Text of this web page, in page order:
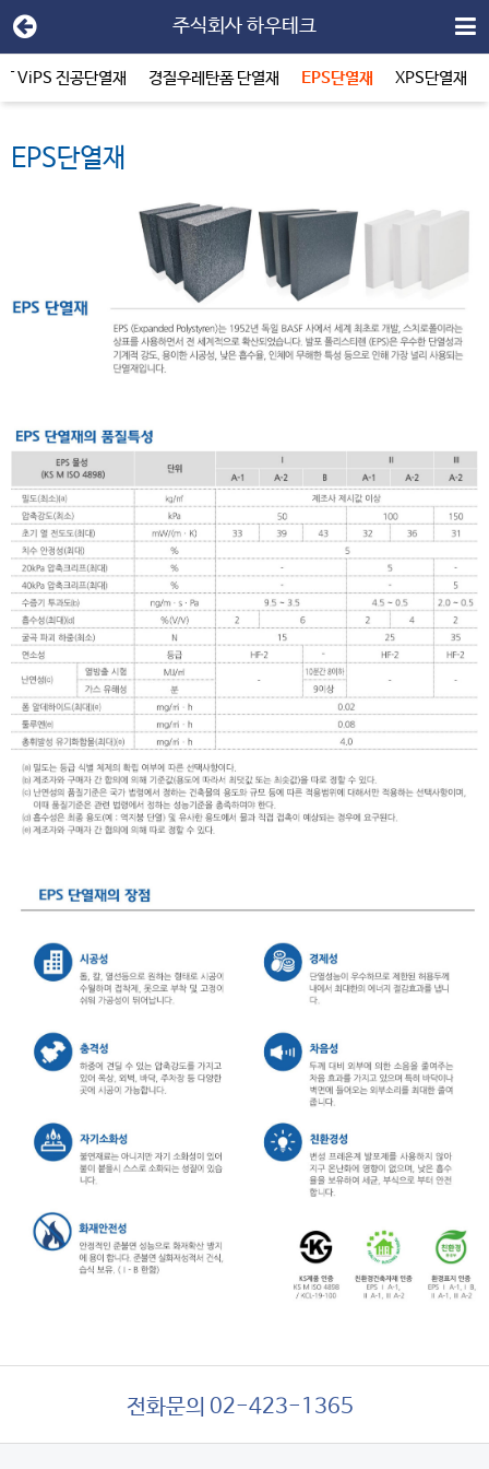
주식회사 하우테크
ViPS 진공단열재 경질우레탄폼 단열재 EPS단열재 XPS단열재
EPS단열재
전화문의 02-423-1365